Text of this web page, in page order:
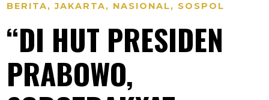
BERITA,JAKARTA, NASIONAL, SOSPOL
“DI HUT PRESIDEN
PRABOWO,